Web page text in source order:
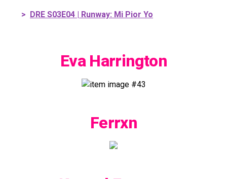
> DRE S03E04 | Runway: Mi Pior Yo
Eva Harrington
Ferrxn